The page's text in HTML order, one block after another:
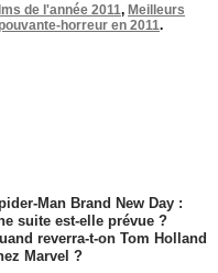
de l'année 2011, Meilleurs
horreur en 2011.
Man Brand New Day :
suite est-elle prévue ?
reverra-t-on Tom Holland
Marvel ?